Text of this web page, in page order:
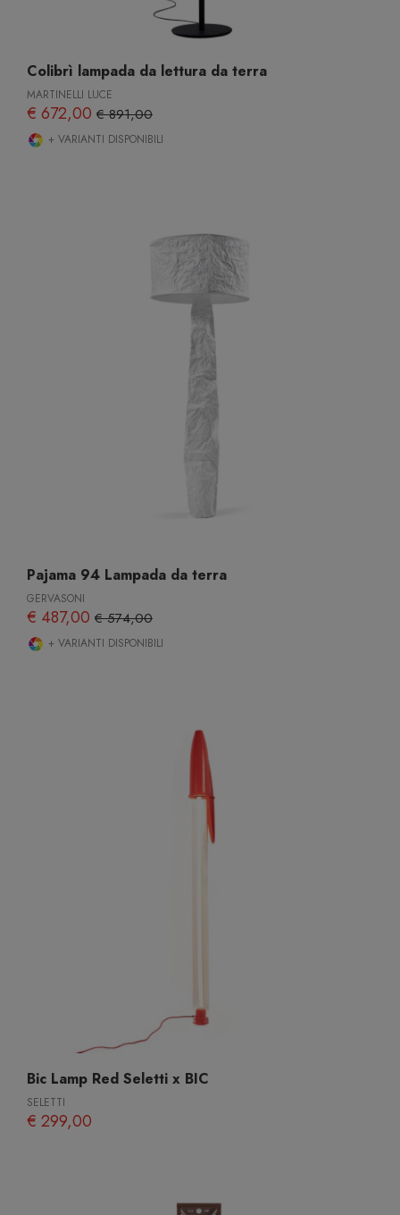
Colibrì lampada da lettura da terra
MARTINELLI LUCE
€ 672,00 € 891,00
+ VARIANTI DISPONIBILI
Pajama 94 Lampada da terra
GERVASONI
€ 487,00 € 574,00
+ VARIANTI DISPONIBILI
Bic Lamp Red Seletti x BIC
SELETTI
€ 299,00